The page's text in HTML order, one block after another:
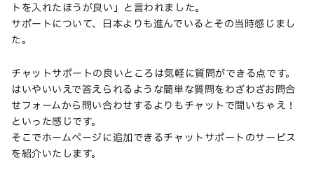
トを入れたほうが良い」と言われました。
サポートについて、日本よりも進んでいるとその当時感じまし
た。
チャットサポートの良いところは気軽に質問ができる点です。
はいやいいえで答えられるような簡単な質問をわざわざお問合
せフォームから問い合わせするよりもチャットで聞いちゃえ！
といった感じです。
そこでホームページに追加できるチャットサポートのサービス
を紹介いたします。